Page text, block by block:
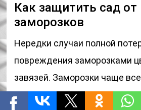
Как защитить сад от
заморозков
Нередки случаи полной
повреждения заморозками
завязей. Заморозки чаще
ночные и предутренние